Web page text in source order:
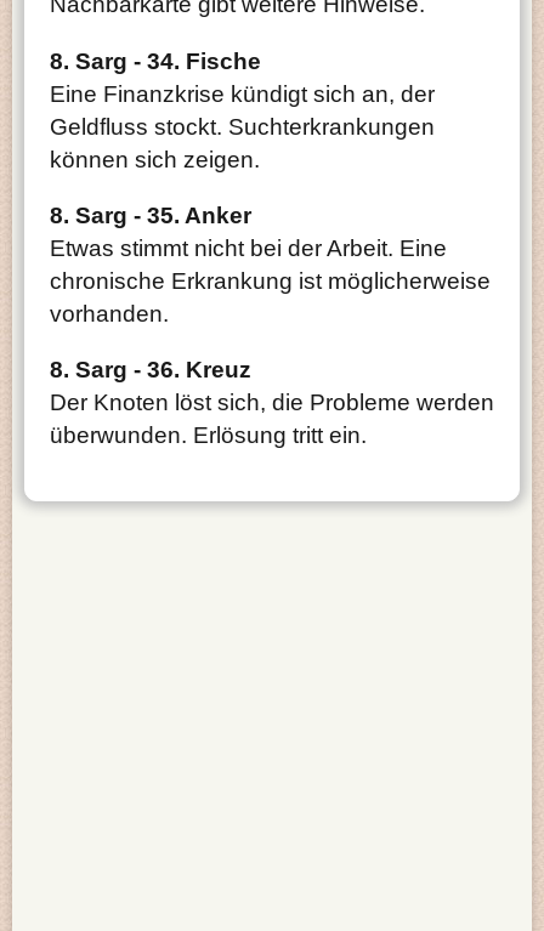
8. Sarg - 34. Fische
Eine Finanzkrise kündigt sich an, der
Geldfluss stockt. Suchterkrankungen
können sich zeigen.
8. Sarg - 35. Anker
Etwas stimmt nicht bei der Arbeit. Eine
chronische Erkrankung ist möglicherweise
vorhanden.
8. Sarg - 36. Kreuz
Der Knoten löst sich, die Probleme werden
überwunden. Erlösung tritt ein.